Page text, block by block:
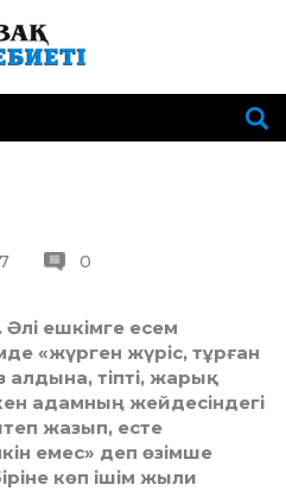
0
ешкімге есем
«жүрген жүріс, тұрған
алдына, тіпті, жарық
адамның жейдесіндегі
жазып, есте
емес» деп өзімше
көп ішім жыли